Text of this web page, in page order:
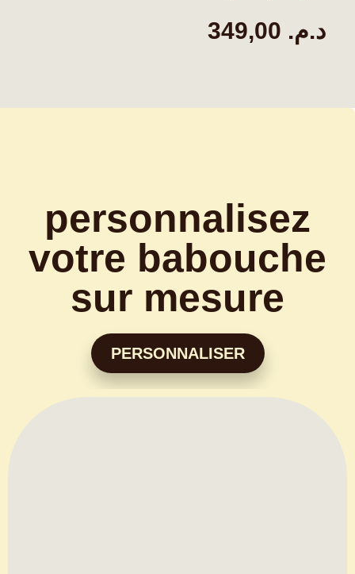
د.م.
personnalisez
votre babouche
sur mesure
PERSONNALISER